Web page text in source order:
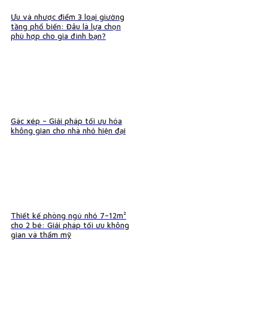
Ưu và nhược điểm 3 loại giường
tầng phổ biến: Đâu là lựa chọn
phù hợp cho gia đình bạn?
Gác xép – Giải pháp tối ưu hóa
không gian cho nhà nhỏ hiện đại
Thiết kế phòng ngủ nhỏ 7–12m²
cho 2 bé: Giải pháp tối ưu không
gian và thẩm mỹ